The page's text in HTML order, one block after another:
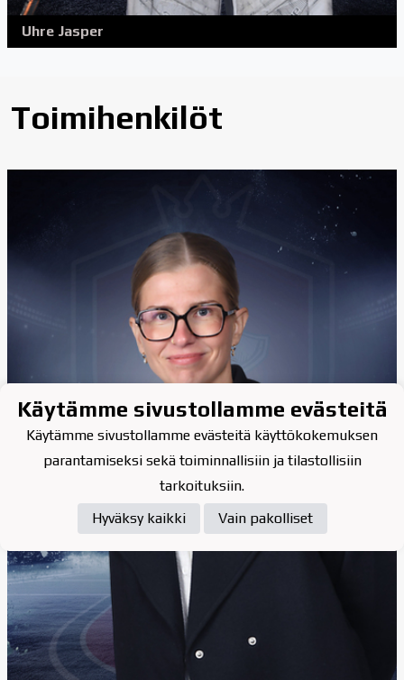
Uhre Jasper
Toimihenkilöt
Käytämme sivustollamme evästeitä
Käytämme sivustollamme evästeitä käyttökokemuksen
parantamiseksi sekä toiminnallisiin ja tilastollisiin
tarkoituksiin.
Hyväksy kaikki
Vain pakolliset